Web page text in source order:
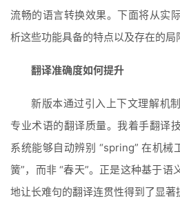
流畅的语言转换效果。下面将从实
析这些功能具备的特点以及存在的局
翻译准确度如何提升
新版本通过引入上下文理解机
专业术语的翻译质量。我着手翻译
系统能够自动辨别 “spring” 在机械
簧”，而非 “春天”。正是这种基于语
地让长难句的翻译连贯性得到了显著